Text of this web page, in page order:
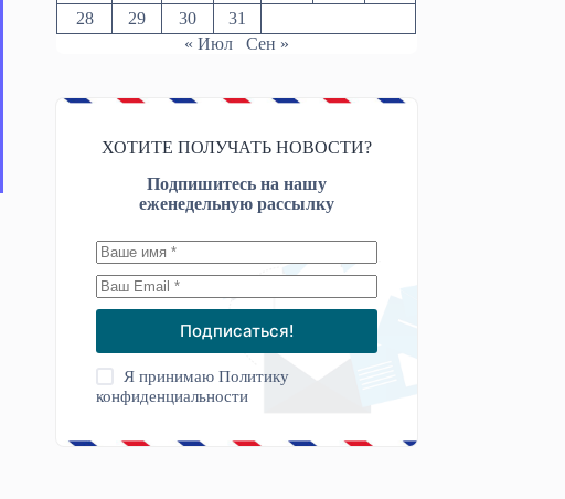
28
29 30
31
« Июл
Сен »
ХОТИТЕ ПОЛУЧАТЬ НОВОСТИ?
Подпишитесь на нашу
еженедельную рассылку
Подписаться!
Я принимаюПолитику
конфиденциальности